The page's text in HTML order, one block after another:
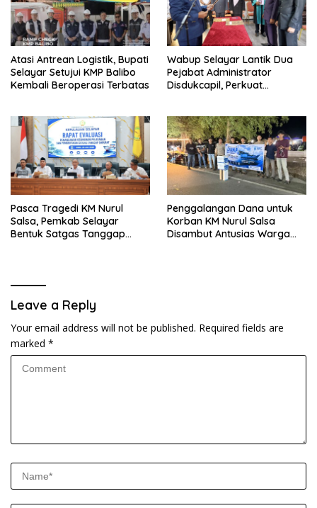
Atasi Antrean Logistik, Bupati
Selayar Setujui KMP Balibo
Kembali Beroperasi Terbatas
Wabup Selayar Lantik Dua
Pejabat Administrator
Disdukcapil, Perkuat
Pasca Tragedi KM Nurul
Salsa, Pemkab Selayar
Bentuk Satgas Tanggap
Penggalangan Dana untuk
Korban KM Nurul Salsa
Disambut Antusias Warga
Leave a Reply
Your email address will not be published. Required fields are
marked *